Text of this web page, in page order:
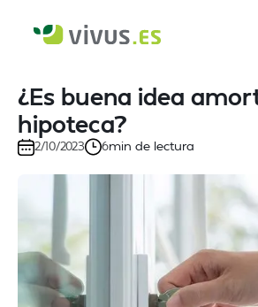
¿Es buena idea
hipoteca?
2/10/2023 6min de lectura